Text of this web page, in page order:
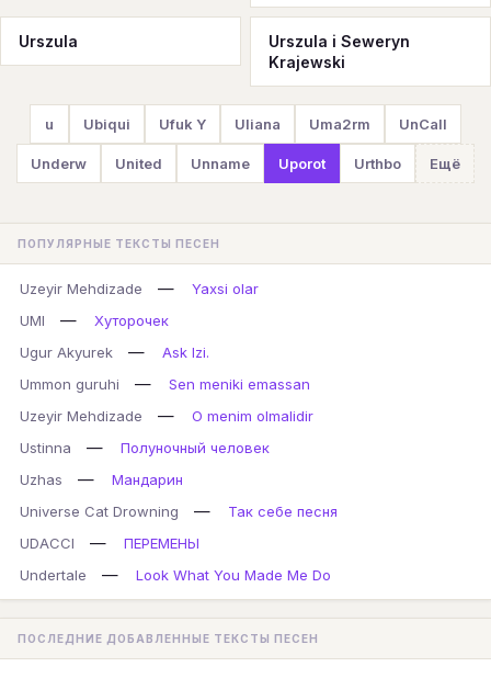
Urszula
Urszula i Seweryn
Krajewski
u Ubiqui Ufuk Y Uliana Uma2rm UnCall
Underw United Unname Uporot Urthbo Ещё
ПОПУЛЯРНЫЕ ТЕКСТЫ ПЕСЕН
Uzeyir Mehdizade —
Yaxsi olar
UMI
—
Хуторочек
Ugur Akyurek
—
Ask Izi.
Ummon guruhi
—
Sen meniki emassan
Uzeyir Mehdizade
—
O menim olmalidir
Ustinna
—
Полуночный человек
Uzhas
—
Мандарин
Universe Cat Drowning
—
Так себе песня
UDACCI
—
ПЕРЕМЕНЫ
Undertale
— Look What You Made Me Do
ПОСЛЕДНИЕ ДОБАВЛЕННЫЕ ТЕКСТЫ ПЕСЕН